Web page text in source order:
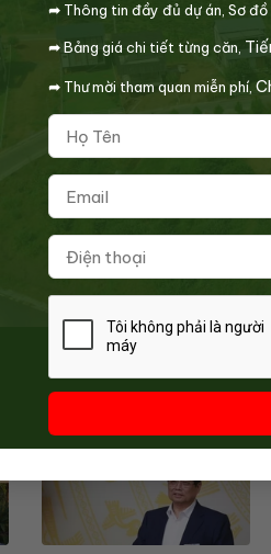
➦ Thông tin đầy đủ dự án, Sơ đồ
➦Bảng giá chi tiết từng căn,
➦ Thư mời tham quan miễn phí,
Karahomes – Đại lý F1 Long
Biên Central, cam kết sinh
lời, đầu tư an tâm
Sửa quy định thu 5,4% tiền
DN không thể chờ lâu